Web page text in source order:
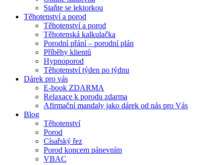
Staňte se lektorkou
Těhotenství a porod
Těhotenství a porod
Těhotenská kalkulačka
Porodní přání – porodní plán
Příběhy klientů
Hypnoporod
Těhotenství týden po týdnu
Dárek pro vás
E-book ZDARMA
Relaxace k porodu zdarma
Afirmační mandaly jako dárek od nás pro Vás
Blog
Těhotenství
Porod
Císařský řez
Porod koncem pánevním
VBAC